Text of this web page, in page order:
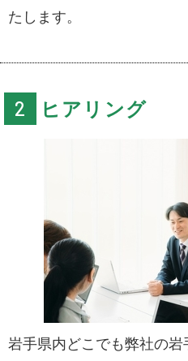
たします。
ヒアリング
岩手県内どこでも弊社の